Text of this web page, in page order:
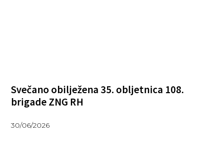
Svečano obilježena 35. obljetnica 108.
brigade ZNG RH
30/06/2026